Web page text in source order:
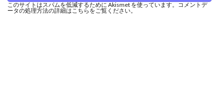
このサイトはスパムを低減するために Akismet を使っています。コメントデ
ータの処理方法の詳細はこちらをご覧ください。